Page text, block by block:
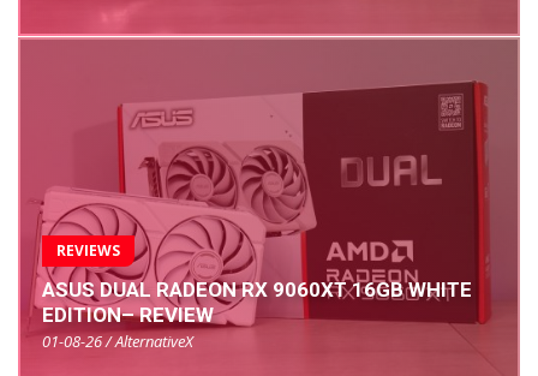
REVIEWS
ASUS DUAL RADEON RX 9060XT 16GB WHITE
EDITION– REVIEW
01-08-26 / AlternativeX